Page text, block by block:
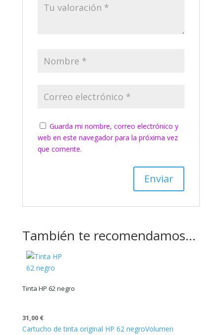
Guarda mi nombre, correo electrónico y
web en este navegador para la próxima vez
que comente.
También te recomendamos…
Tinta HP 62 negro
31,00 €
Cartucho de tinta original HP 62 negroVolumen